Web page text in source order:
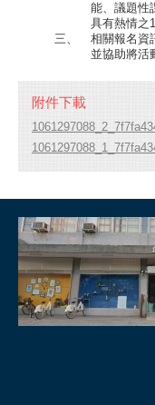
能、議題性
具有熱情之
三、
相關報名資
並協助將活
附件下載